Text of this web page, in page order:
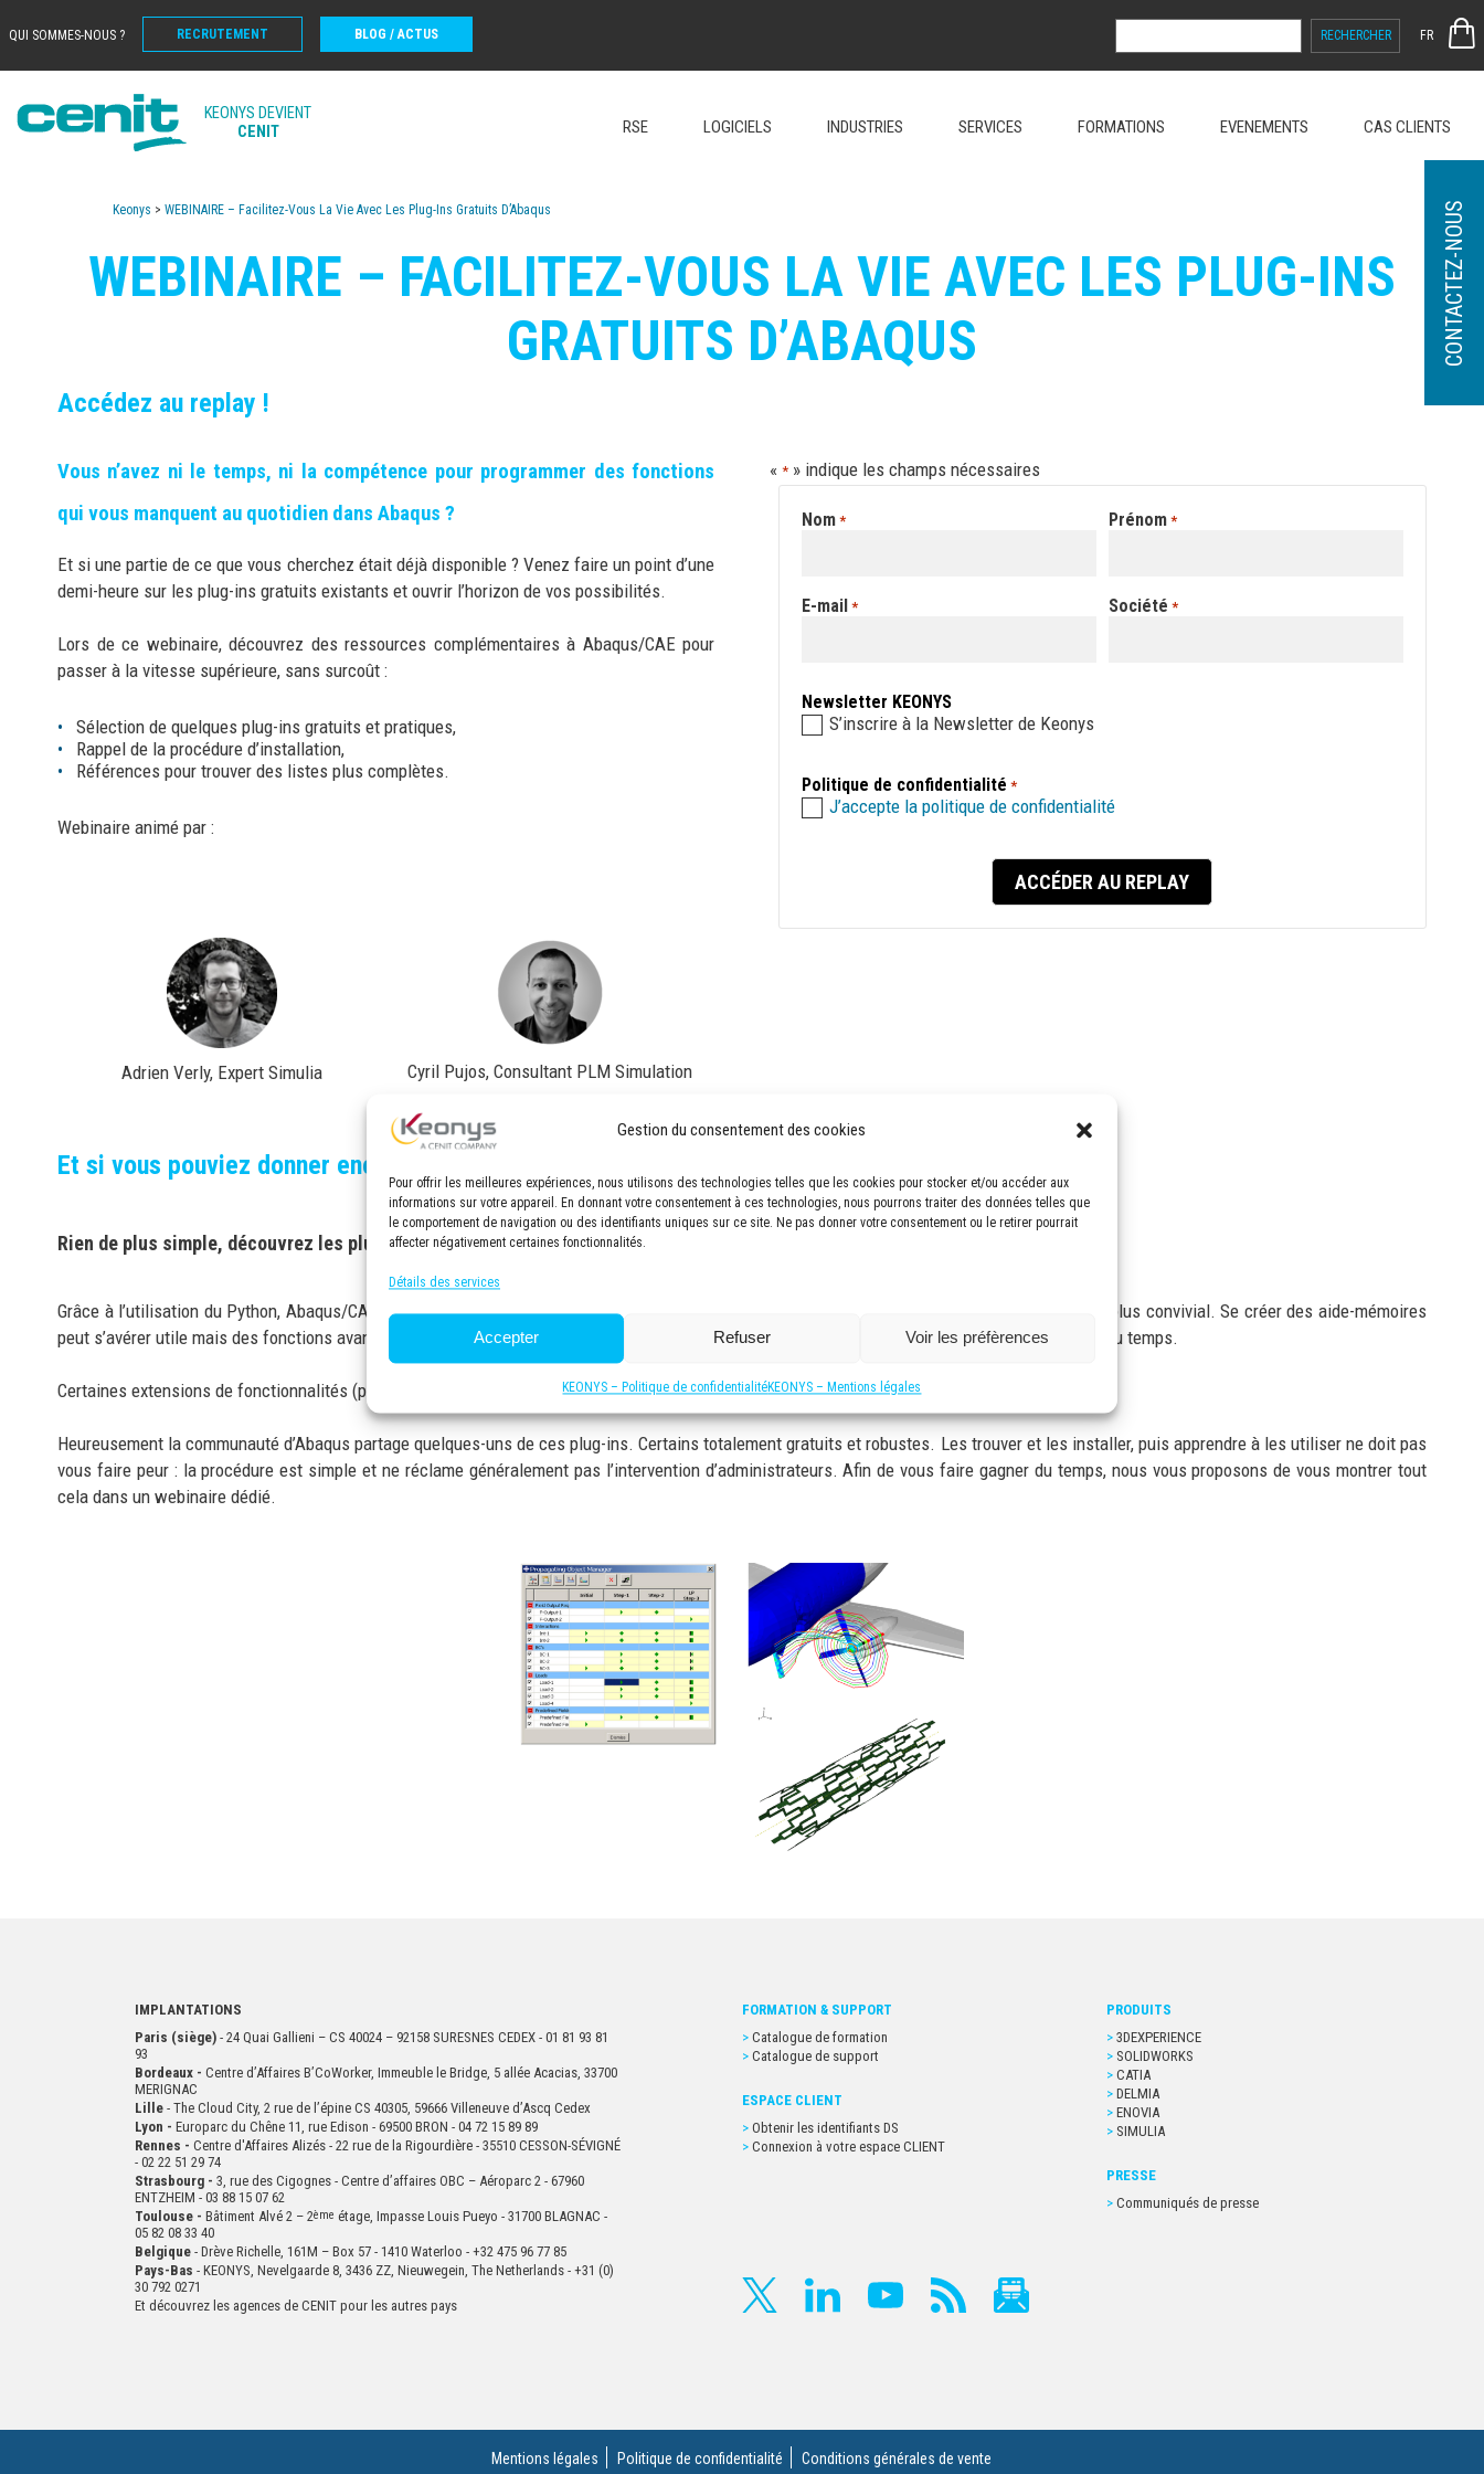
Gestion du consentement des cookies
Pour offrir les meilleures expériences, nous utilisons des technologies telles que les cookies pour stocker et/ou accéder aux
informations sur votre appareil. En donnant votre consentement à ces technologies, nous pourrons traiter des données telles que
le comportement de navigation ou des identifiants uniques sur ce site. Ne pas donner votre consentement ou le retirer pourrait
affecter négativement certaines fonctionnalités.
Détails des services
Accepter Refuser Voir les préfèrences
KEONYS – Politique de confidentialitéKEONYS – Mentions légales
QUI SOMMES-NOUS ? RECRUTEMENT BLOG / ACTUS
RECHERCHER :
FR
KEONYS DEVIENT
CENIT
RSE LOGICIELS INDUSTRIES SERVICES FORMATIONS EVENEMENTS CAS CLIENTS
CONTACTEZ-NOUS
Keonys > WEBINAIRE – Facilitez-Vous La Vie Avec Les Plug-Ins Gratuits D’Abaqus
WEBINAIRE – FACILITEZ-VOUS LA VIE AVEC LES PLUG-INS
GRATUITS D’ABAQUS
Accédez au replay !
Vous n’avez ni le temps, ni la compétence pour programmer des fonctions
qui vous manquent au quotidien dans Abaqus ?
Et si une partie de ce que vous cherchez était déjà disponible ? Venez faire un point d’une
demi-heure sur les plug-ins gratuits existants et ouvrir l’horizon de vos possibilités.
Lors de ce webinaire, découvrez des ressources complémentaires à Abaqus/CAE pour
passer à la vitesse supérieure, sans surcoût :
Sélection de quelques plug-ins gratuits et pratiques,
Rappel de la procédure d’installation,
Références pour trouver des listes plus complètes.
Webinaire animé par :
Adrien Verly, Expert Simulia Cyril Pujos, Consultant PLM Simulation
« *» indique les champs nécessaires
Nom * Prénom *
E-mail * Société *
Newsletter KEONYS
S’inscrire à la Newsletter de Keonys
Politique de confidentialité *
J’accepte la politique de confidentialité
Et si vous pouviez donner encore plus de valeur à votre solution Abaqus ?
Rien de plus simple, découvrez les plug-ins développés par la communauté et mis à disposition sur simple téléchargement.
Grâce à l’utilisation du Python, Abaqus/CAE permet d’automatiser de nombreuses tâches, mais également de créer des plug-ins pour un usage plus convivial. Se créer des aide-mémoires
peut s’avérer utile mais des fonctions avancées le sont plus encore. Bien entendu, cela nécessite des compétence en programmation ainsi que du temps.
Certaines extensions de fonctionnalités (pré ou post-traitement) requièrent de nombreux tests pour être généralisées.
Heureusement la communauté d’Abaqus partage quelques-uns de ces plug-ins. Certains totalement gratuits et robustes. Les trouver et les installer, puis apprendre à les utiliser ne doit pas
vous faire peur : la procédure est simple et ne réclame généralement pas l’intervention d’administrateurs. Afin de vous faire gagner du temps, nous vous proposons de vous montrer tout
cela dans un webinaire dédié.
IMPLANTATIONS
Paris (siège) - 24 Quai Gallieni – CS 40024 – 92158 SURESNES CEDEX - 01 81 93 81
93
Bordeaux - Centre d’Affaires B’CoWorker, Immeuble le Bridge, 5 allée Acacias, 33700
MERIGNAC
Lille - The Cloud City, 2 rue de l’épine CS 40305, 59666 Villeneuve d’Ascq Cedex
Lyon - Europarc du Chêne 11, rue Edison - 69500 BRON - 04 72 15 89 89
Rennes - Centre d'Affaires Alizés - 22 rue de la Rigourdière - 35510 CESSON-SÉVIGNÉ
- 02 22 51 29 74
Strasbourg - 3, rue des Cigognes - Centre d’affaires OBC – Aéroparc 2 - 67960
ENTZHEIM - 03 88 15 07 62
Toulouse - Bâtiment Alvé 2 – 2ème étage, Impasse Louis Pueyo - 31700 BLAGNAC -
05 82 08 33 40
Belgique - Drève Richelle, 161M – Box 57 - 1410 Waterloo - +32 475 96 77 85
Pays-Bas - KEONYS, Nevelgaarde 8, 3436 ZZ, Nieuwegein, The Netherlands - +31 (0)
30 792 0271
Et découvrez les agences de CENIT pour les autres pays
FORMATION & SUPPORT
Catalogue de formation
Catalogue de support
ESPACE CLIENT
Obtenir les identifiants DS
Connexion à votre espace CLIENT
PRODUITS
3DEXPERIENCE
SOLIDWORKS
CATIA
DELMIA
ENOVIA
SIMULIA
PRESSE
Communiqués de presse
Mentions légales Politique de confidentialité Conditions générales de vente